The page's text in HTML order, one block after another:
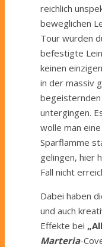
reichlich
beweglichen
Tour wurden
befestigte
keinen
in der massiv
untergingen.
wolle man
Sparflamme
gelingen, hier
Fall nicht
Dabei haben
und auch
Effekte bei
Marteria-